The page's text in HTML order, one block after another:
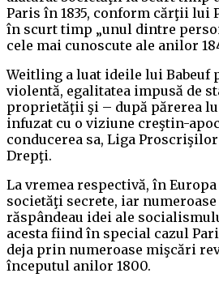
Paris în 1835, conform cărţii lui
în scurt timp „unul dintre
cele mai cunoscute ale anilor
Weitling a luat ideile lui
violentă, egalitatea impusă de
proprietăţii şi – după părerea
infuzat cu o viziune creştin-
conducerea sa, Liga
Drepţi.
La vremea respectivă, în
societăţi secrete, iar
răspândeau idei ale
acesta fiind în special cazul
deja prin numeroase mişcări
începutul anilor 1800.